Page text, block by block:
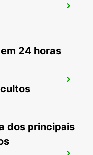
24 horas
dos principais